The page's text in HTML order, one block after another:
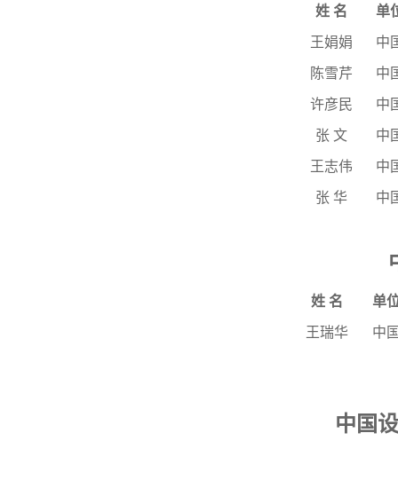
姓 名 单
王娟娟 中
陈雪芹 中
许彦民 中
张 文 中
王志伟 中
张 华 中
姓 名 单
王瑞华 中
中国